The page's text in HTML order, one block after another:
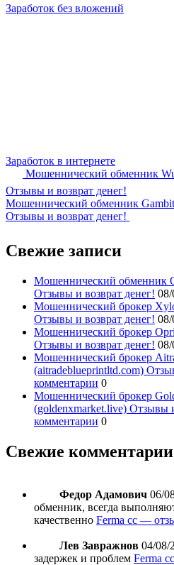
Заработок без вложений
Заработок в интернете
Мошеннический обменник
Отзывы и возврат денег!
Мошеннический обменник
Отзывы и возврат денег!
Свежие записи
Мошеннический обменник
Отзывы и возврат денег! 08/
Мошеннический брокер
Отзывы и возврат денег! 08/
Мошеннический брокер
Отзывы и возврат денег! 08/
Мошеннический брокер
(aitradeblueprintltd.com)
комментарии 0
Мошеннический брокер
(goldenxmarket.live) Отзывы
комментарии 0
Свежие комментарии
Федор Адамович 06/
обменник, всегда
качественно Ferma cc —
Лев Завражнов 04/08/
задержек и проблем Ferma